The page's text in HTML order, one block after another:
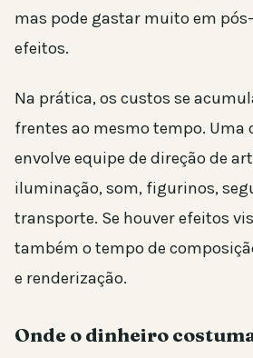
mas pode gastar muito em
efeitos.
Na prática, os custos se
frentes ao mesmo tempo. Uma
envolve equipe de direção de
iluminação, som, figurinos,
transporte. Se houver efeitos
também o tempo de
e renderização.
Onde o dinheiro